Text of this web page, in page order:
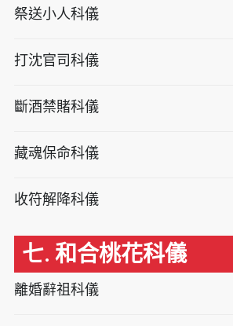
祭送小人科儀
打沈官司科儀
斷酒禁賭科儀
藏魂保命科儀
收符解降科儀
七. 和合桃花科儀
離婚辭祖科儀